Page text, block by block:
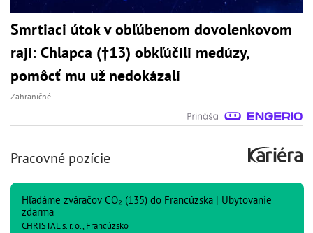
Smrtiaci útok v obľúbenom dovolenkovom
raji: Chlapca (†13) obkľúčili medúzy,
pomôcť mu už nedokázali
Zahraničné
Pracovné pozície
Hľadáme zváračov CO₂ (135) do Francúzska | Ubytovanie
zdarma
CHRISTAL s. r. o., Francúzsko